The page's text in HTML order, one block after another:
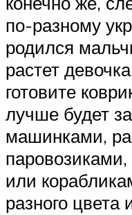
по-разному
родился
растет
готовите
лучше будет
машинками,
или
разного цвета